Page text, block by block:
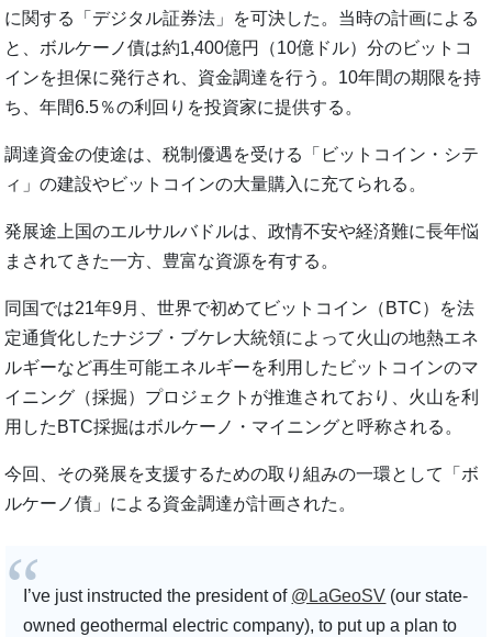
に関する「デジタル証券法」を可決した。当時の計画による
と、ボルケーノ債は約1,400億円（10億ドル）分のビットコ
インを担保に発行され、資金調達を行う。10年間の期限を持
ち、年間6.5％の利回りを投資家に提供する。
調達資金の使途は、税制優遇を受ける「ビットコイン・シテ
ィ」の建設やビットコインの大量購入に充てられる。
発展途上国のエルサルバドルは、政情不安や経済難に長年悩
まされてきた一方、豊富な資源を有する。
同国では21年9月、世界で初めてビットコイン（BTC）を法
定通貨化したナジブ・ブケレ大統領によって火山の地熱エネ
ルギーなど再生可能エネルギーを利用したビットコインのマ
イニング（採掘）プロジェクトが推進されており、火山を利
用したBTC採掘はボルケーノ・マイニングと呼称される。
今回、その発展を支援するための取り組みの一環として「ボ
ルケーノ債」による資金調達が計画された。
I’ve just instructed the president of @LaGeoSV (our state-
owned geothermal electric company), to put up a plan to